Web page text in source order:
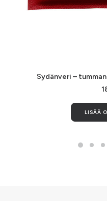
LISÄÄ
Sydänveri –
LISÄÄ